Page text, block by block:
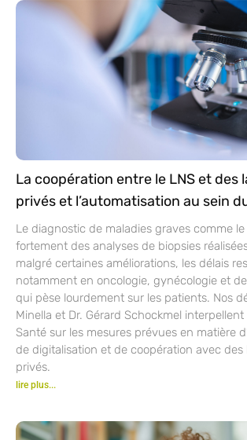
La coopération entre le LNS et des
privés et l’automatisation au sein
Le diagnostic de maladies graves comme
fortement des analyses de biopsies
malgré certaines améliorations, les délais
notamment en oncologie, gynécologie et
qui pèse lourdement sur les patients. Nos
Minella et Dr. Gérard Schockmel
Santé sur les mesures prévues en matière
de digitalisation et de coopération avec des
privés.
lire plus...